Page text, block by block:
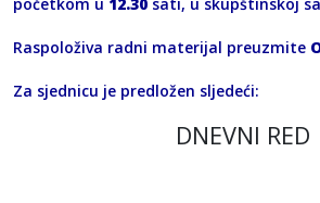
Raspoloživa radni materijal preuzmite
Za sjednicu je predložen sljedeći:
DNEVNI RED